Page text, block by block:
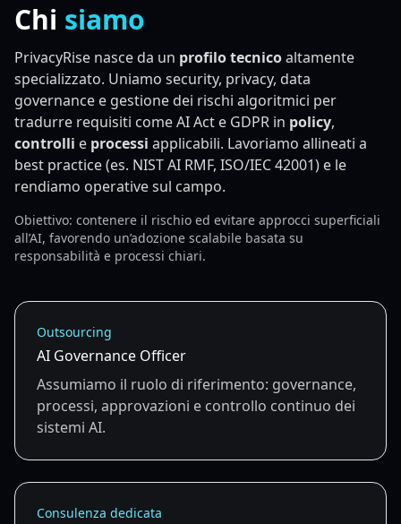
Chi siamo
PrivacyRise nasce da un profilo tecnicoaltamente
specializzato. Uniamo security, privacy, data
governance e gestione dei rischi algoritmici per
tradurre requisiti come AI Act e GDPR in policy,
controlli e processi applicabili. Lavoriamo allineati a
best practice (es. NIST AI RMF, ISO/IEC 42001) e le
rendiamo operative sul campo.
Obiettivo: contenere il rischio ed evitare approcci superficiali
all’AI, favorendo un’adozione scalabile basata su
responsabilità e processi chiari.
Outsourcing
AI Governance Officer
Assumiamo il ruolo di riferimento: governance,
processi, approvazioni e controllo continuo dei
sistemi AI.
Consulenza dedicata